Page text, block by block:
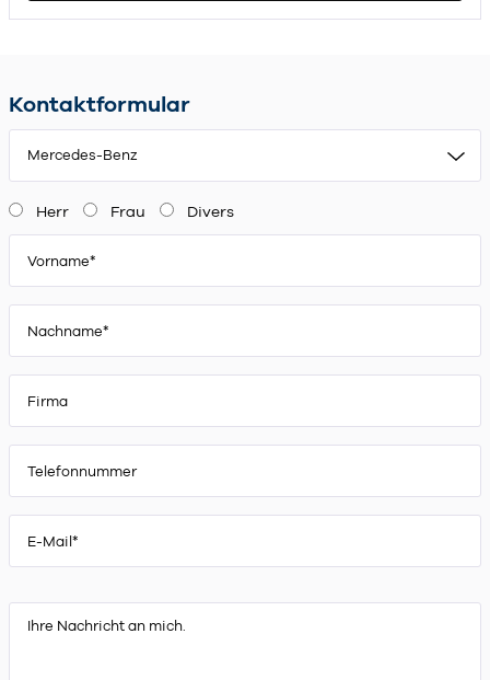
Kontaktformular
Mercedes-Benz
Herr Frau Divers